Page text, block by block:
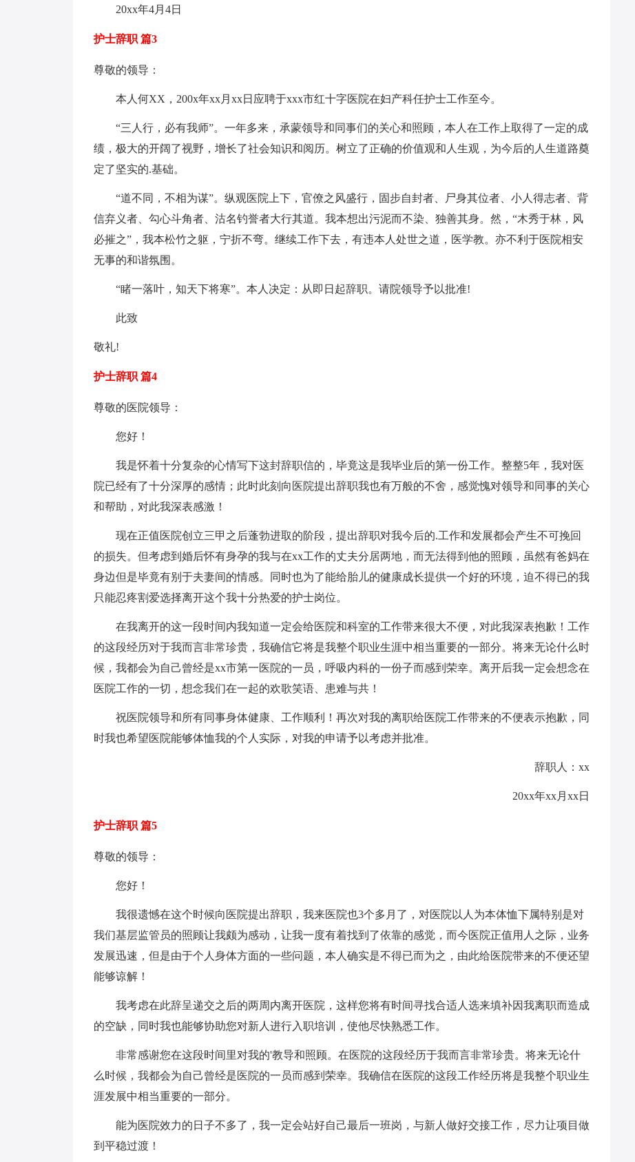
20xx年4月4日
护士辞职 篇3
尊敬的领导：
本人何XX，200x年xx月xx日应聘于xxx市红十字医院在妇产科任护士工作至今。
“三人行，必有我师”。一年多来，承蒙领导和同事们的关心和照顾，本人在工作上取得了一定的成
绩，极大的开阔了视野，增长了社会知识和阅历。树立了正确的价值观和人生观，为今后的人生道路奠
定了坚实的.基础。
“道不同，不相为谋”。纵观医院上下，官僚之风盛行，固步自封者、尸身其位者、小人得志者、背
信弃义者、勾心斗角者、沽名钓誉者大行其道。我本想出污泥而不染、独善其身。然，“木秀于林，风
必摧之”，我本松竹之躯，宁折不弯。继续工作下去，有违本人处世之道，医学教。亦不利于医院相安
无事的和谐氛围。
“睹一落叶，知天下将寒”。本人决定：从即日起辞职。请院领导予以批准!
此致
敬礼!
护士辞职 篇4
尊敬的医院领导：
您好！
我是怀着十分复杂的心情写下这封辞职信的，毕竟这是我毕业后的第一份工作。整整5年，我对医
院已经有了十分深厚的感情；此时此刻向医院提出辞职我也有万般的不舍，感觉愧对领导和同事的关心
和帮助，对此我深表感激！
现在正值医院创立三甲之后蓬勃进取的阶段，提出辞职对我今后的.工作和发展都会产生不可挽回
的损失。但考虑到婚后怀有身孕的我与在xx工作的丈夫分居两地，而无法得到他的照顾，虽然有爸妈在
身边但是毕竟有别于夫妻间的情感。同时也为了能给胎儿的健康成长提供一个好的环境，迫不得已的我
只能忍疼割爱选择离开这个我十分热爱的护士岗位。
在我离开的这一段时间内我知道一定会给医院和科室的工作带来很大不便，对此我深表抱歉！工作
的这段经历对于我而言非常珍贵，我确信它将是我整个职业生涯中相当重要的一部分。将来无论什么时
候，我都会为自己曾经是xx市第一医院的一员，呼吸内科的一份子而感到荣幸。离开后我一定会想念在
医院工作的一切，想念我们在一起的欢歌笑语、患难与共！
祝医院领导和所有同事身体健康、工作顺利！再次对我的离职给医院工作带来的不便表示抱歉，同
时我也希望医院能够体恤我的个人实际，对我的申请予以考虑并批准。
辞职人：xx
20xx年xx月xx日
护士辞职 篇5
尊敬的领导：
您好！
我很遗憾在这个时候向医院提出辞职，我来医院也3个多月了，对医院以人为本体恤下属特别是对
我们基层监管员的照顾让我颇为感动，让我一度有着找到了依靠的感觉，而今医院正值用人之际，业务
发展迅速，但是由于个人身体方面的一些问题，本人确实是不得已而为之，由此给医院带来的不便还望
能够谅解！
我考虑在此辞呈递交之后的两周内离开医院，这样您将有时间寻找合适人选来填补因我离职而造成
的空缺，同时我也能够协助您对新人进行入职培训，使他尽快熟悉工作。
非常感谢您在这段时间里对我的'教导和照顾。在医院的这段经历于我而言非常珍贵。将来无论什
么时候，我都会为自己曾经是医院的一员而感到荣幸。我确信在医院的这段工作经历将是我整个职业生
涯发展中相当重要的一部分。
能为医院效力的日子不多了，我一定会站好自己最后一班岗，与新人做好交接工作，尽力让项目做
到平稳过渡！